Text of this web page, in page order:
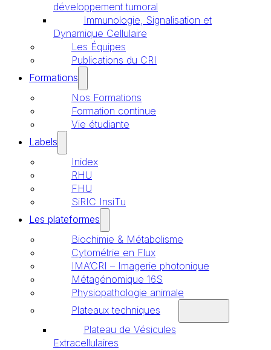
développement tumoral
Immunologie, Signalisation et
Dynamique Cellulaire
Les Équipes
Publications du CRI
Formations
Nos Formations
Formation continue
Vie étudiante
Labels
Inidex
RHU
FHU
SiRIC InsiTu
Les plateformes
Biochimie & Métabolisme
Cytométrie en Flux
IMA’CRI – Imagerie photonique
Métagénomique 16S
Physiopathologie animale
Plateaux techniques
Plateau de Vésicules
Extracellulaires